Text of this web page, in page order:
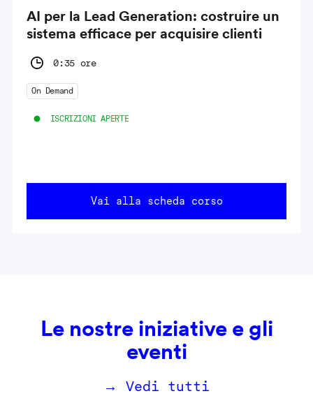
AI per la Lead Generation: costruire un
sistema efficace per acquisire clienti
0:35 ore
On Demand
ISCRIZIONI APERTE
Vai alla scheda corso
Le nostre iniziative e gli
eventi
→ Vedi tutti